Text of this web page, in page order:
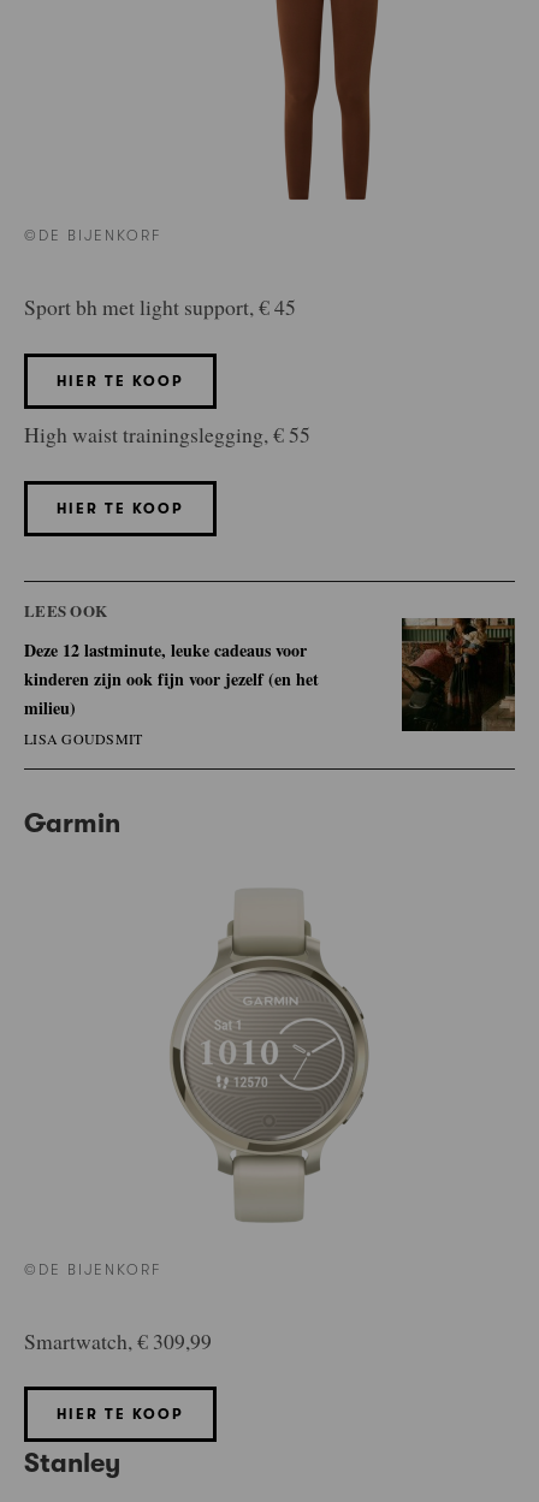
©DE BIJENKORF
Sport bh met light support, € 45
HIER TE KOOP
High waist trainingslegging, € 55
HIER TE KOOP
LEES OOK
Deze 12 lastminute, leuke cadeaus voor
kinderen zijn ook fijn voor jezelf (en het
milieu)
LISA GOUDSMIT
Garmin
©DE BIJENKORF
Smartwatch, € 309,99
HIER TE KOOP
Stanley